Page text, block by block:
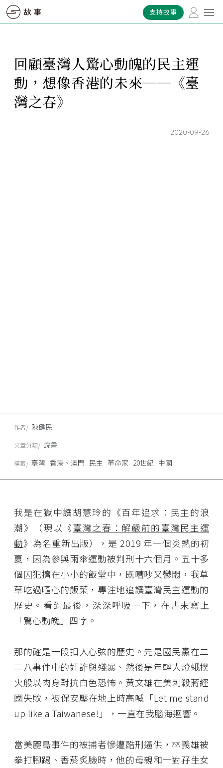
支持故事
回顧臺灣人驚心動魄的民主運
動，想像香港的未來──《臺
灣之春》
2020-09-26
我是在獄中讀胡慧玲的《百年追求：民主的浪
潮》（現以《臺灣之春：解嚴前的臺灣民主運
動》為名重新出版），是 2019 年一個炎熱的初
夏，因為參與雨傘運動被判刑十六個月。五十多
個囚犯擠在小小的飯堂中，既嘈吵又鬱悶，我草
草吃過嘔心的飯菜，專注地追讀臺灣民主運動的
歷史。看到最後，深深呼吸一下，在書末寫上
「驚心動魄」四字。
那的確是一段扣人心弦的歷史。先是國民黨在二
二八事件中的奸詐與殘暴、然後是年輕人燈蛾撲
火般以肉身對抗白色恐怖。黃文雄在美刺殺蔣經
國失敗，被保安壓在地上時高喊「Let me stand
up like a Taiwanese!」，一直在我腦海迴響。
當美麗島事件的被捕者慘遭酷刑逼供，林義雄被
拳打腳踢、香菸炙臉時，他的母親和一對孖生女
作者 陳健民
文章分類 說書
標籤 臺灣 香港、澳門 民主 革命家 20世紀 中國